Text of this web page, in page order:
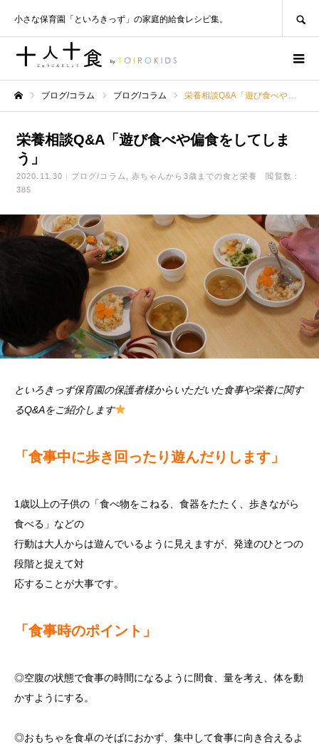
小さな保育園「といろきっず」の家庭的給食レシピ集。
ブログ/コラム ブログ/コラム 栄養相談Q&A「遊び食べや偏食をしてしまう」
栄養相談Q&A「遊び食べや偏食をしてしま
う」
2020.11.30 ブログ/コラム 赤ちゃんから3歳までの食と栄養
閲覧数：
385
といろきっず保育園の保護者様からいただいた食事や栄養に関す
るQ&Aをご紹介します
「食事中に歩き回ったり遊んだりします」
1歳以上の子供の「食べ物をこねる、食器をたたく、歩きながら
食べる」などの
行動は大人からは遊んでいるように見えますが、発達のひとつの
段階と捉えて対
応することが大事です。
「食事時のポイント」
◎空腹の状態で食事の時間になるように間食、量を考え、体を動
かすようにする。
◎おもちゃを食卓のそばにおかず、集中して食事に向き合えるよ